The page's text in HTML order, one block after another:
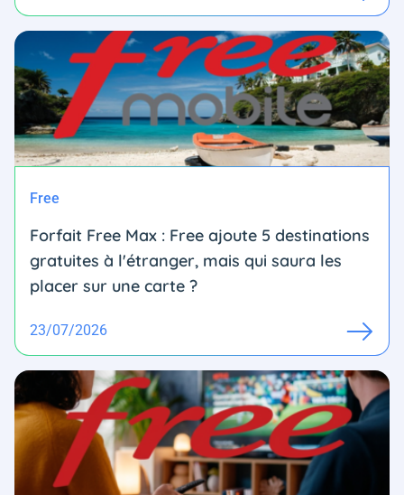
Free
Forfait Free Max : Free ajoute 5 destinations
gratuites à l'étranger, mais qui saura les
placer sur une carte ?
23/07/2026